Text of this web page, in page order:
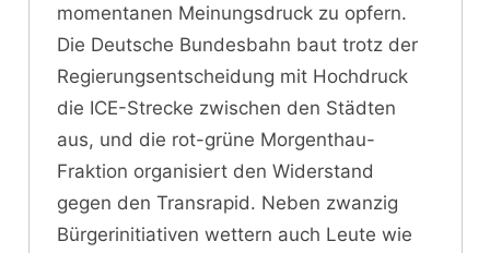
momentanen Meinungsdruck zu opfern.
Die Deutsche Bundesbahn baut trotz der
Regierungsentscheidung mit Hochdruck
die ICE-Strecke zwischen den Städten
aus, und die rot-grüne Morgenthau-
Fraktion organisiert den Widerstand
gegen den Transrapid. Neben zwanzig
Bürgerinitiativen wettern auch Leute wie